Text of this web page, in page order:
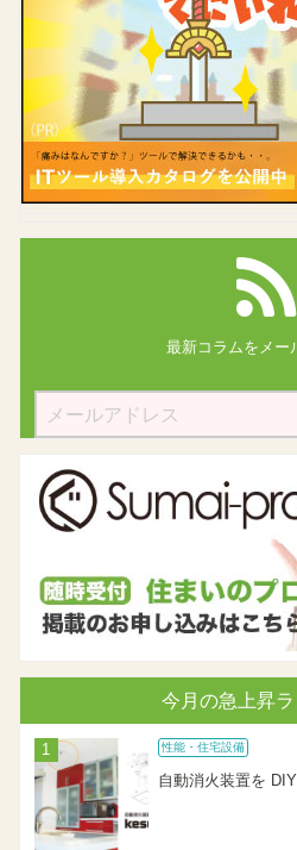
最新コラムを メー
今月の急上昇
性能・住宅設備
自動消火装置を